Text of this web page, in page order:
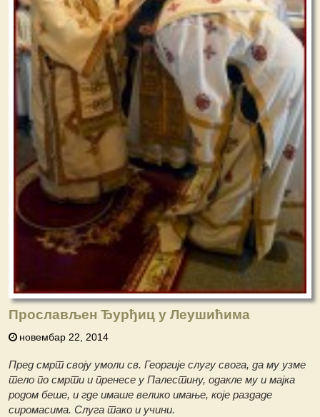
Прослављен Ђурђиц у Леушићима
новембар 22, 2014
Пред смрт своју умоли св. Георгије слугу свога, да му узме
тело по смрти и пренесе у Палестину, одакле му и мајка
родом беше, и где имаше велико имање, које раздаде
сиромасима. Слуга тако и учини.